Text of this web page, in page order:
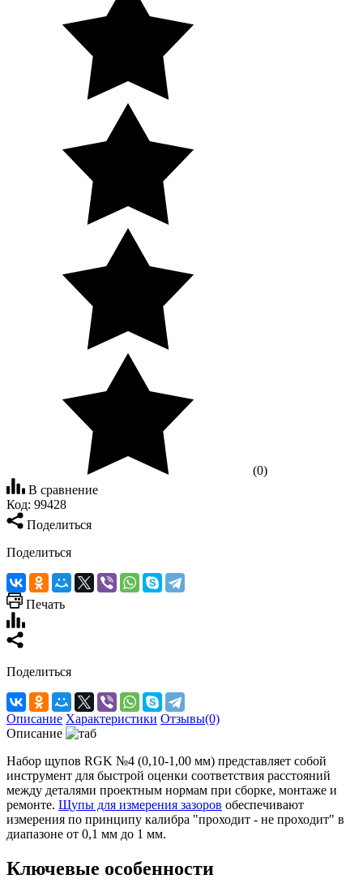
(0)
В сравнение
Код: 99428
Поделиться
Поделиться
Печать
Поделиться
Описание Характеристики Отзывы(0)
Описание
Набор щупов RGK №4 (0,10-1,00 мм) представляет собой
инструмент для быстрой оценки соответствия расстояний
между деталями проектным нормам при сборке, монтаже и
ремонте. Щупы для измерения зазоров обеспечивают
измерения по принципу калибра "проходит - не проходит" в
диапазоне от 0,1 мм до 1 мм.
Ключевые особенности